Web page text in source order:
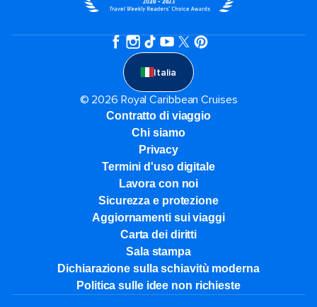
Italia
© 2026 Royal Caribbean Cruises
Contratto di viaggio
Chi siamo
Privacy
Termini d'uso digitale
Lavora con noi
Sicurezza e protezione
Aggiornamenti sui viaggi
Carta dei diritti
Sala stampa
Dichiarazione sulla schiavitù moderna
Politica sulle idee non richieste